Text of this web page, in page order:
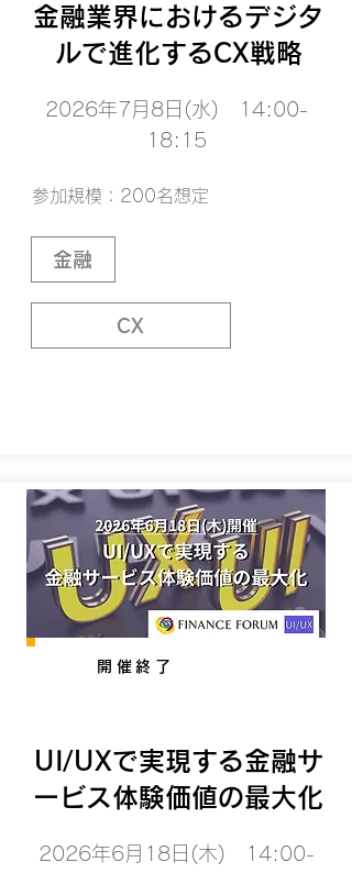
金融業界におけるデジタ
ルで進化するCX戦略
2026年7月8日(水) 14:00-
18:15
参加規模：200名想定
金融
CX
開催終了
UI/UXで実現する金融サ
ービス体験価値の最大化
2026年6月18日(木) 14:00-